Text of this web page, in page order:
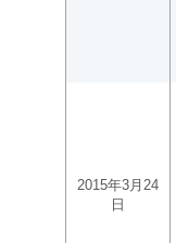
2015年3月24
日